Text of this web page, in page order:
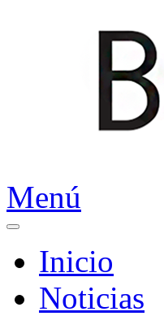
Menú
Inicio
Noticias